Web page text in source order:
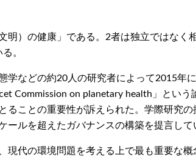
明）の健康」である。2者は独立ではなく
。
などの約20人の研究者によって2015年
Commission on planetary health」とい
ことの重要性が訴えられた。学際研究
ルを超えたガバナンスの構築を提言して
代の環境問題を考える上で最も重要な